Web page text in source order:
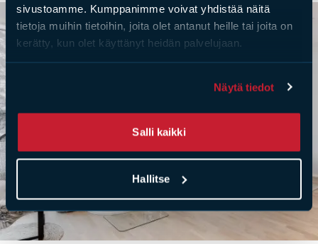
sivustoamme. Kumppanimme voivat yhdistää näitä
tietoja muihin tietoihin, joita olet antanut heille tai joita on
kerätty, kun olet käyttänyt heidän palvelujaan.
Näytä tiedot
Salli kaikki
Hallitse